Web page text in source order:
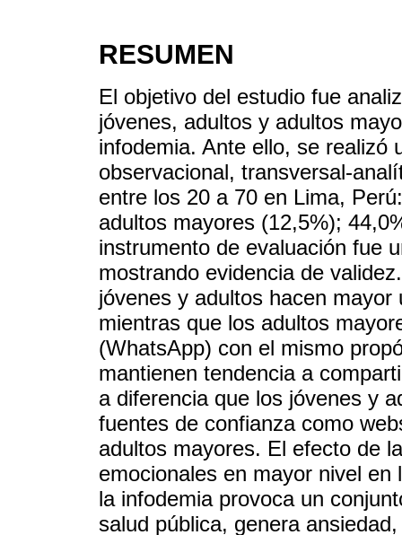
RESUMEN
El objetivo del estudio fue
jóvenes, adultos y adultos
infodemia. Ante ello, se realizó
observacional, transversal-
entre los 20 a 70 en Lima,
adultos mayores (12,5%);
instrumento de evaluación fue
mostrando evidencia de
jóvenes y adultos hacen
mientras que los adultos
(WhatsApp) con el mismo
mantienen tendencia a
a diferencia que los jóvenes y
fuentes de confianza como
adultos mayores. El efecto de
emocionales en mayor nivel
la infodemia provoca un
salud pública, genera